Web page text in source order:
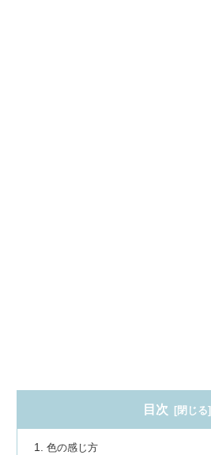
目次
色の感じ方